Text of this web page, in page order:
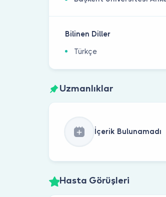
Bilinen Diller
Türkçe
Uzmanlıklar
İçerik Bulunamadı
Hasta Görüşleri